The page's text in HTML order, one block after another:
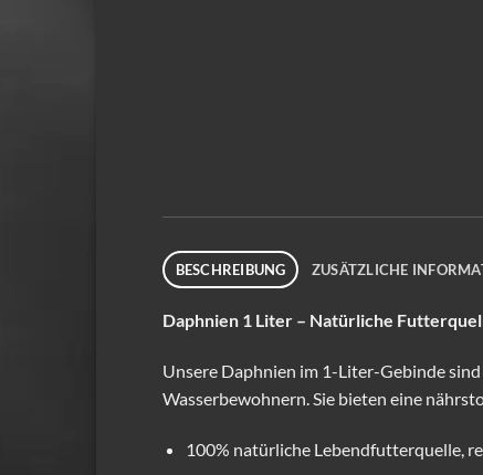
BESCHREIBUNG ZUSÄTZLICHE
Daphnien 1 Liter – Natürliche
Unsere Daphnien im 1-Liter-Gebinde
Wasserbewohnern. Sie bieten eine
100% natürliche Lebendfutterquelle,